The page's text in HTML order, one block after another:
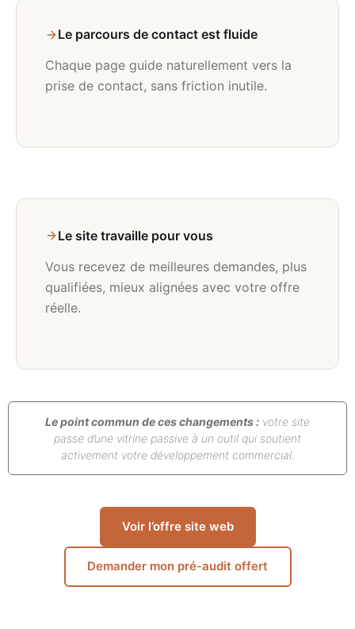
Le parcours de contact est fluide
Chaque page guide naturellement vers la
prise de contact, sans friction inutile.
Le site travaille pour vous
Vous recevez de meilleures demandes, plus
qualifiées, mieux alignées avec votre offre
réelle.
Le point commun de ces changements : votre site
passe d’une vitrine passive à un outil qui soutient
activement votre développement commercial.
Voir l’offre site web
Demander mon pré-audit offert